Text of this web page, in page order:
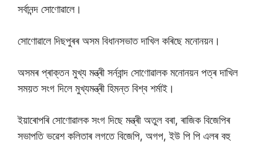
সৰ্বানন্দ সোণোৱালে।
সোণোৱালে দিছপুৰৰ অসম বিধানসভাত দাখিল কৰিছে মনোনয়ন।
অসমৰ প্ৰাক্তন মুখ্য মন্ত্ৰী সৰ্নবান্দ সোণোৱালক মনোনয়ন পত্ৰ দাখিল
সময়ত সংগ দিলে মুখ্যমন্ত্ৰী হিমন্ত বিশ্ব শৰ্মাই।
ইয়াৰোপৰি সোণোৱালক সংগ দিছে মন্ত্ৰী অতুল বৰা, ৰাজিক বিজেপিৰ
সভাপতি ভৱেশ কলিতাৰ লগতে বিজেপি, অগপ, ইউ পি পি এলৰ বহু